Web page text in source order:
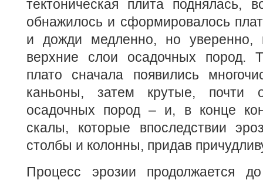
тектоническая плита поднялась,
обнажилось и сформировалось
и дожди медленно, но уверенно,
верхние слои осадочных пород.
плато сначала появились
каньоны, затем крутые, почти
осадочных пород – и, в конце
скалы, которые впоследствии
столбы и колонны, придав
Процесс эрозии продолжается